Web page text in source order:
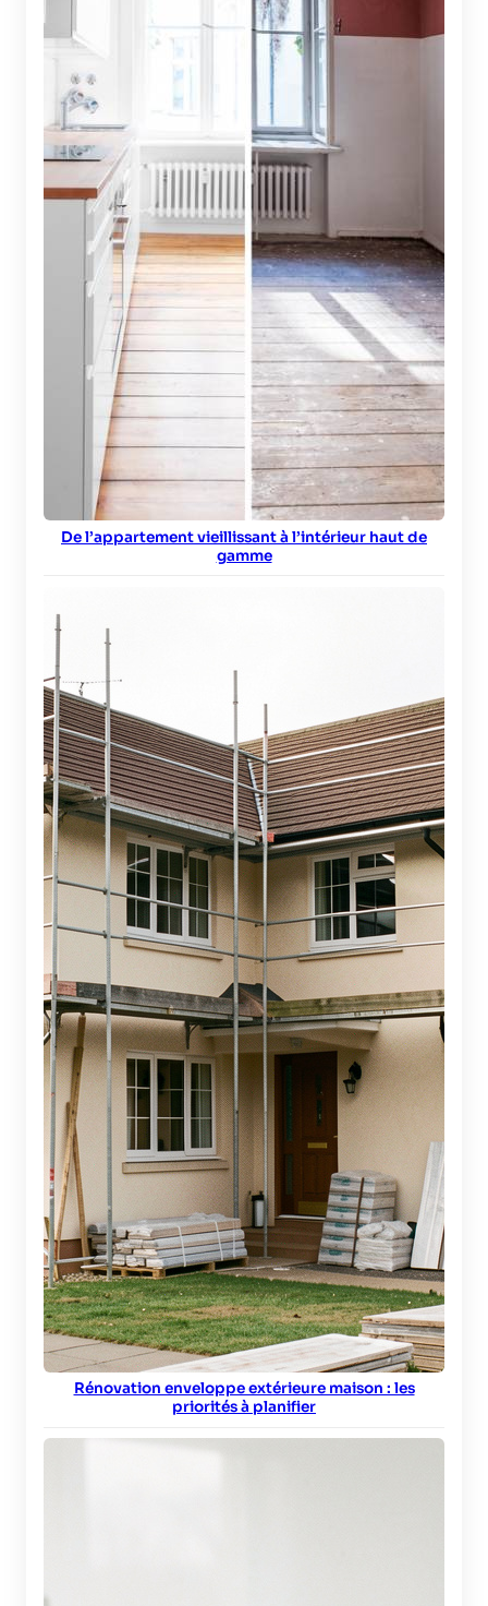
De l’appartement vieillissant à l’intérieur haut de
gamme
Rénovation enveloppe extérieure maison : les
priorités à planifier